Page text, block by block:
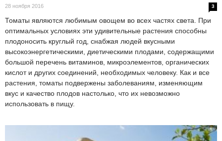
28 ноября 2016 3
Томаты являются любимым овощем во всех частях света. При
оптимальных условиях эти удивительные растения способны
плодоносить круглый год, снабжая людей вкусными
высокоэнергетическими, диетическими плодами, содержащими
большой перечень витаминов, микроэлементов, органических
кислот и других соединений, необходимых человеку. Как и все
растения, томаты подвержены заболеваниям, изменяющим
вкус и качество плодов настолько, что их невозможно
использовать в пищу.